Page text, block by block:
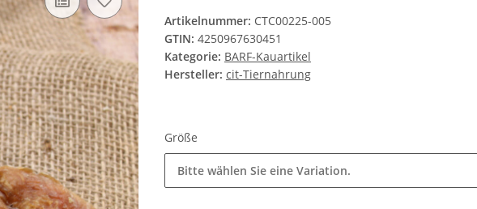
Artikelnummer: CTC00225-005
GTIN: 4250967630451
Kategorie: BARF-Kauartikel
Hersteller: cit-Tiernahrung
Größe
Bitte wählen Sie eine Variation.